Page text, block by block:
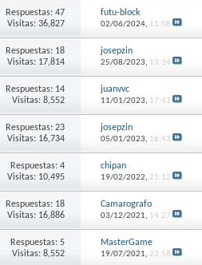
Respuestas: 47
Visitas: 36,827
futu-block
02/06/2024, 11:08
Respuestas: 18
Visitas: 17,814
josepzin
25/08/2023, 13:34
Respuestas: 14
Visitas: 8,552
juanvvc
11/01/2023, 17:41
Respuestas: 23
Visitas: 16,734
josepzin
05/01/2023, 18:43
Respuestas: 4
Visitas: 10,495
chipan
19/02/2022, 21:12
Respuestas: 18
Visitas: 16,886
Camarografo
03/12/2021, 14:27
Respuestas: 5
Visitas: 8,552
MasterGame
19/07/2021, 23:58